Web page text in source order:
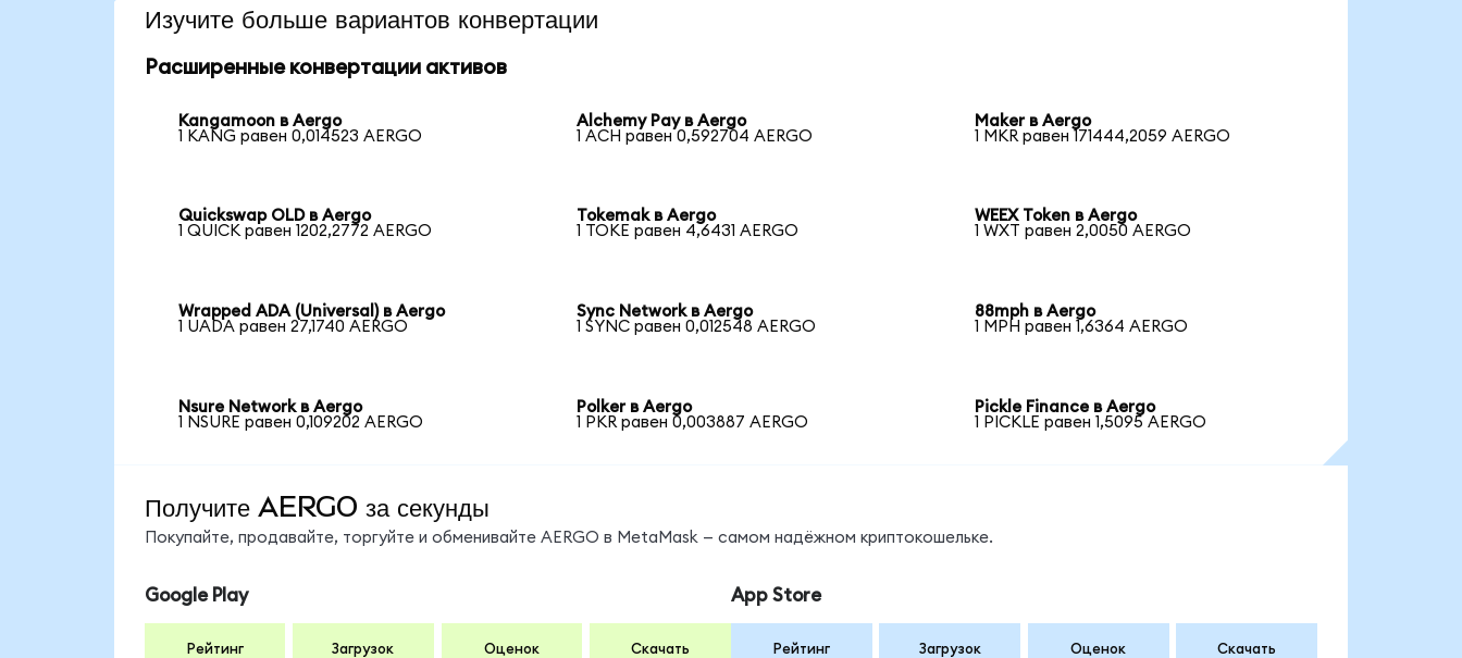
Изучите больше вариантов конвертации
Расширенные конвертации активов
Kangamoon в Aergo
1 KANG равен 0,014523 AERGO
Alchemy Pay в Aergo
1 ACH равен 0,592704 AERGO
Maker в Aergo
1 MKR равен 171444,2059 AERGO
Quickswap OLD в Aergo
1 QUICK равен 1202,2772 AERGO
Tokemak в Aergo
1 TOKE равен 4,6431 AERGO
WEEX Token в Aergo
1 WXT равен 2,0050 AERGO
Wrapped ADA (Universal) в Aergo
1 UADA равен 27,1740 AERGO
Sync Network в Aergo
1 SYNC равен 0,012548 AERGO
88mph в Aergo
1 MPH равен 1,6364 AERGO
Nsure Network в Aergo
1 NSURE равен 0,109202 AERGO
Polker в Aergo
1 PKR равен 0,003887 AERGO
Pickle Finance в Aergo
1 PICKLE равен 1,5095 AERGO
Получите AERGO за секунды
Покупайте, продавайте, торгуйте и обменивайте AERGO в MetaMask — самом надёжном криптокошельке.
Google Play
Рейтинг Загрузок Оценок Скачать
App Store
Рейтинг Загрузок Оценок Скачать